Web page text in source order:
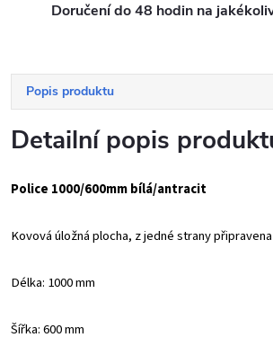
Doručení do 48 hodin na
Popis produktu
Detailní popis
Police 1000/600mm bílá/antracit
Kovová úložná plocha, z jedné strany
Délka: 1000 mm
Šířka: 600 mm